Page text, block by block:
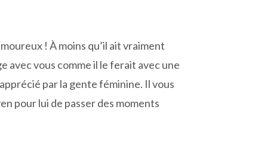
! À moins qu’il ait vraiment
avec vous comme il le ferait avec une
par la gente féminine. Il vous
pour lui de passer des moments